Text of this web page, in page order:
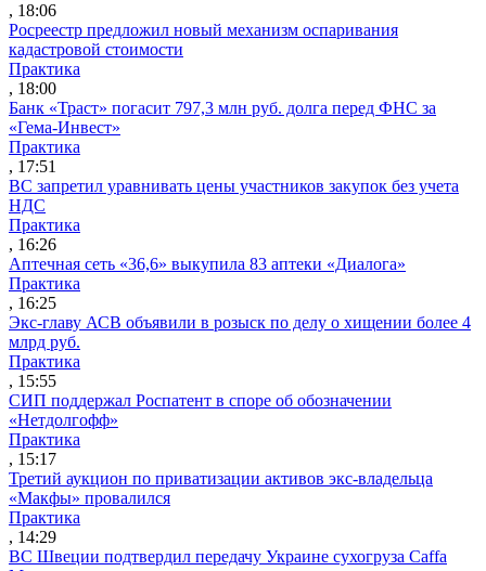
, 18:06
Росреестр предложил новый механизм оспаривания
кадастровой стоимости
Практика
, 18:00
Банк «Траст» погасит 797,3 млн руб. долга перед ФНС за
«Гема-Инвест»
Практика
, 17:51
ВС запретил уравнивать цены участников закупок без учета
НДС
Практика
, 16:26
Аптечная сеть «36,6» выкупила 83 аптеки «Диалога»
Практика
, 16:25
Экс-главу АСВ объявили в розыск по делу о хищении более 4
млрд руб.
Практика
, 15:55
СИП поддержал Роспатент в споре об обозначении
«Нетдолгофф»
Практика
, 15:17
Третий аукцион по приватизации активов экс-владельца
«Макфы» провалился
Практика
, 14:29
ВС Швеции подтвердил передачу Украине сухогруза Caffa